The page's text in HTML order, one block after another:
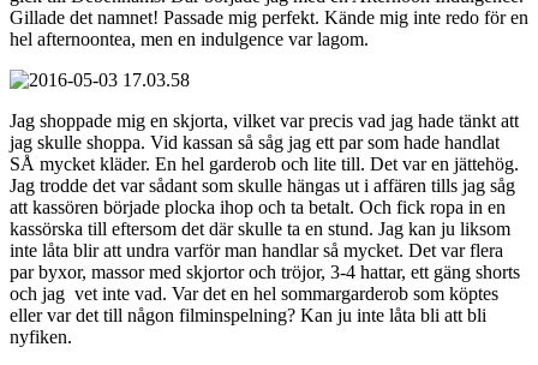
Gillade det namnet! Passade mig perfekt. Kände mig inte redo för en
hel afternoontea, men en indulgence var lagom.
Jag shoppade mig en skjorta, vilket var precis vad jag hade tänkt att
jag skulle shoppa. Vid kassan så såg jag ett par som hade handlat
SÅ mycket kläder. En hel garderob och lite till. Det var en jättehög.
Jag trodde det var sådant som skulle hängas ut i affären tills jag såg
att kassören började plocka ihop och ta betalt. Och fick ropa in en
kassörska till eftersom det där skulle ta en stund. Jag kan ju liksom
inte låta blir att undra varför man handlar så mycket. Det var flera
par byxor, massor med skjortor och tröjor, 3-4 hattar, ett gäng shorts
och jag vet inte vad. Var det en hel sommargarderob som köptes
eller var det till någon filminspelning? Kan ju inte låta bli att bli
nyfiken.